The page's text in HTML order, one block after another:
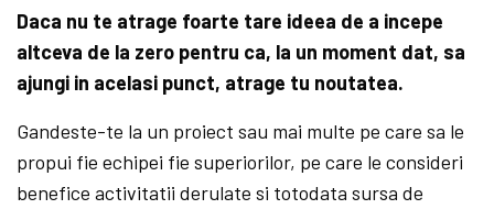
Daca nu te atrage foarte tare ideea de a incepe
altceva de la zero pentru ca, la un moment dat, sa
ajungi in acelasi punct, atrage tu noutatea.
Gandeste-te la un proiect sau mai multe pe care sa le
propui fie echipei fie superiorilor, pe care le consideri
benefice activitatii derulate si totodata sursa de